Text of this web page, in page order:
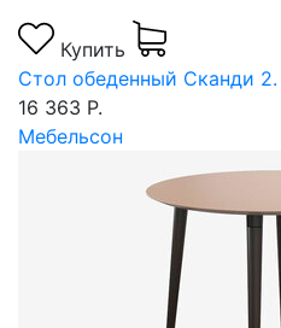
Купить
Стол обеденный Сканди
16 363 Р.
Мебельсон